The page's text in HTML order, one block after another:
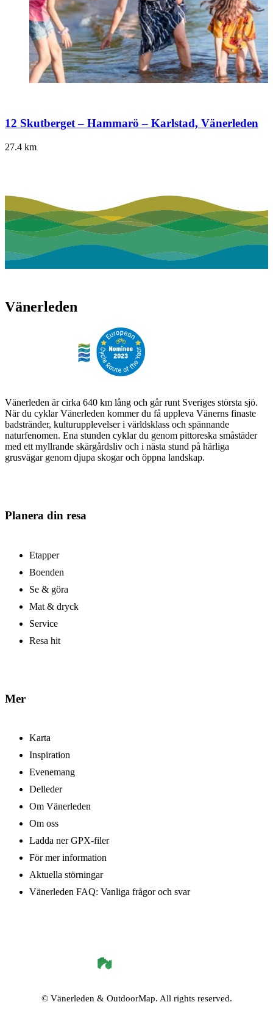
12 Skutberget – Hammarö – Karlstad, Vänerleden
27.4 km
Vänerleden
Vänerleden är cirka 640 km lång och går runt Sveriges största sjö.
När du cyklar Vänerleden kommer du få uppleva Vänerns finaste
badstränder, kulturupplevelser i världsklass och spännande
naturfenomen. Ena stunden cyklar du genom pittoreska småstäder
med ett myllrande skärgårdsliv och i nästa stund på härliga
grusvägar genom djupa skogar och öppna landskap.
Planera din resa
Etapper
Boenden
Se & göra
Mat & dryck
Service
Resa hit
Mer
Karta
Inspiration
Evenemang
Delleder
Om Vänerleden
Om oss
Ladda ner GPX-filer
För mer information
Aktuella störningar
Vänerleden FAQ: Vanliga frågor och svar
© Vänerleden& OutdoorMap. All rights reserved.